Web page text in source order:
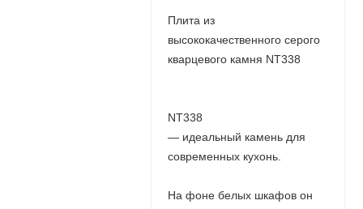
Плита из
высококачественного серого
кварцевого камня NT338
NT338
— идеальный камень для
современных кухонь.
На фоне белых шкафов он